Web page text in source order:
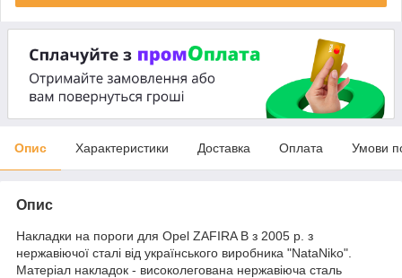
Опис Характеристики Доставка Оплата Умови
Опис
Накладки на пороги для Opel ZAFIRA B з 2005 р. з
нержавіючої сталі від українського виробника "NataNiko".
Матеріал накладок - високолегована нержавіюча сталь